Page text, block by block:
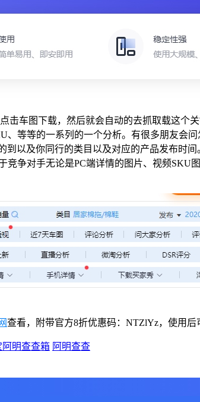
击车图下载，然后就会自动的去抓取载这个
、等等的一系列的一个分析。有很多朋友会
到以及你同行的类目以及对应的产品发布时
竞争对手无论是PC端详情的图片、视频
查看，附带官方8折优惠码：NTZlYz，使用后
阿明查查箱 阿明查查